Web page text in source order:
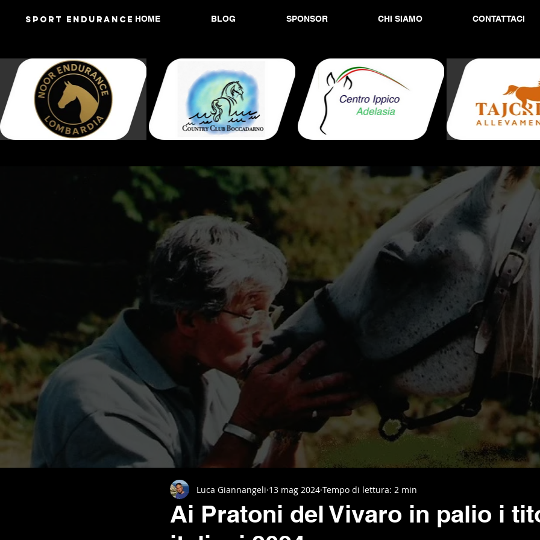
Sport endurANCE HOME BLOG SPONSOR CHI SIAMO CONTATTACI
Ai Pratoni del Vivaro in palio i
Luca Giannangeli 13 mag 2024 Tempo di lettura: 2 min